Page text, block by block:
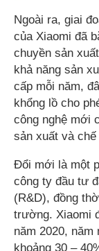
Ngoài ra, giai
của Xiaomi đã
chuyền sản
khả năng sản
cấp mỗi năm,
khổng lồ cho
công nghệ mới
sản xuất và
Đổi mới là một
công ty đầu tư
(R&D), đồng
trường. Xiaomi
năm 2020,
khoảng 30 –